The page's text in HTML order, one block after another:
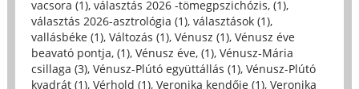
vacsora (1), választás 2026 -tömegpszichózis, (1),
választás 2026-asztrológia (1), választások (1),
vallásbéke (1), Változás (1), Vénusz (1), Vénusz éve
beavató pontja, (1), Vénusz éve, (1), Vénusz-Mária
csillaga (3), Vénusz-Plútó együttállás (1), Vénusz-Plútó
kvadrát (1), Vérhold (1), Veronika kendője (1), Veronika